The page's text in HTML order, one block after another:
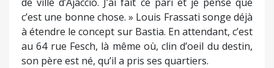
c’est une bonne chose. » Louis Frassati songe déjà
à étendre le concept sur Bastia. En attendant, c’est
au 64 rue Fesch, là même où, clin d’oeil du destin,
son père est né, qu’il a pris ses quartiers.